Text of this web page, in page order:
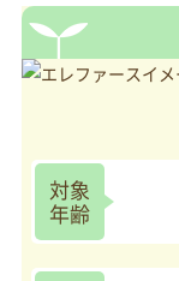
対象
年齢